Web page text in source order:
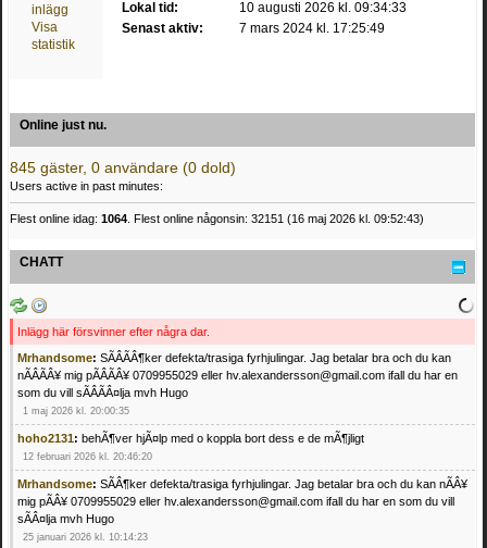
inlägg
Visa
statistik
Lokal tid:
10 augusti 2026 kl. 09:34:33
Senast aktiv:
7 mars 2024 kl. 17:25:49
Online just nu.
845 gäster, 0 användare (0 dold)
Users active in past minutes:
Flest online idag: 1064 . Flest online någonsin: 32151 (16 maj 2026 kl. 09:52:43)
CHATT
Inlägg här försvinner efter några dar.
Mrhandsome: SÃÂÃÂ¶ker defekta/trasiga fyrhjulingar. Jag betalar bra och du kan
nÃÂÃÂ¥ mig pÃÂÃÂ¥ 0709955029 eller hv.alexandersson@gmail.com ifall du har en
som du vill sÃÂÃÂ¤lja mvh Hugo
1 maj 2026 kl. 20:00:35
hoho2131: behÃ¶ver hjÃ¤lp med o koppla bort dess e de mÃ¶jligt
12 februari 2026 kl. 20:46:20
Mrhandsome: SÃÂ¶ker defekta/trasiga fyrhjulingar. Jag betalar bra och du kan nÃÂ¥
mig pÃÂ¥ 0709955029 eller hv.alexandersson@gmail.com ifall du har en som du vill
sÃÂ¤lja mvh Hugo
25 januari 2026 kl. 10:14:23